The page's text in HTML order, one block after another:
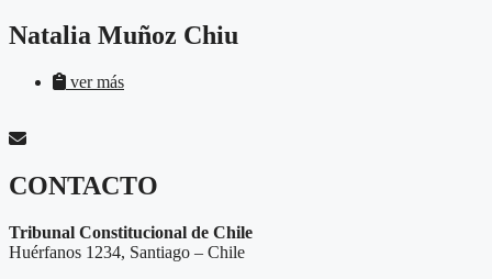
Natalia Muñoz Chiu
ver más
CONTACTO
Tribunal Constitucional de Chile
Huérfanos 1234, Santiago – Chile